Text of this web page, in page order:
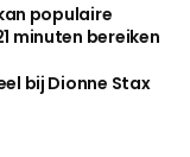
populaire
minuten bereiken
bij Dionne Stax